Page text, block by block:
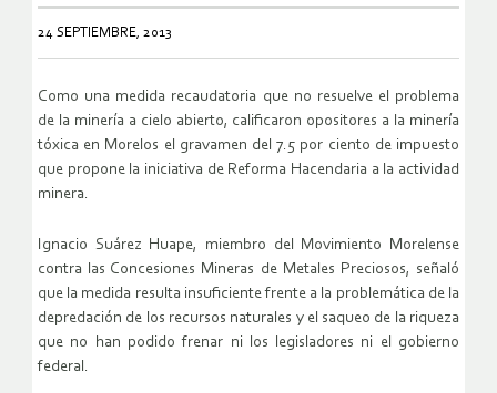
24 SEPTIEMBRE, 2013
Como una medida recaudatoria que no resuelve el problema
de la minería a cielo abierto, calificaron opositores a la minería
tóxica en Morelos el gravamen del 7.5 por ciento de impuesto
que propone la iniciativa de Reforma Hacendaria a la actividad
minera.
Ignacio Suárez Huape, miembro del Movimiento Morelense
contra las Concesiones Mineras de Metales Preciosos, señaló
que la medida resulta insuficiente frente a la problemática de la
depredación de los recursos naturales y el saqueo de la riqueza
que no han podido frenar ni los legisladores ni el gobierno
federal.